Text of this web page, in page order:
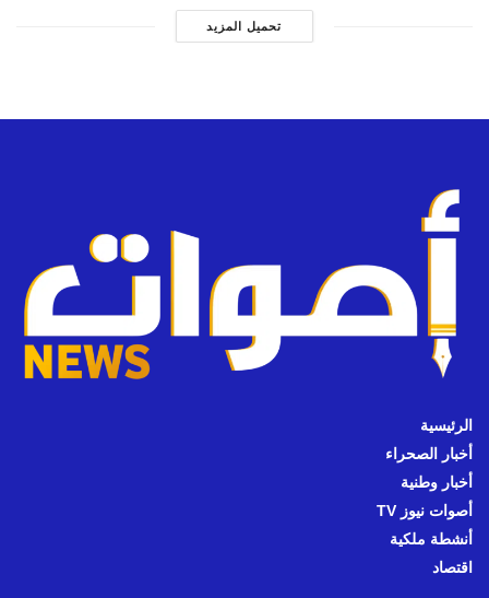
تحميل المزيد
الرئيسية
أخبار الصحراء
أخبار وطنية
أصوات نيوز TV
أنشطة ملكية
اقتصاد